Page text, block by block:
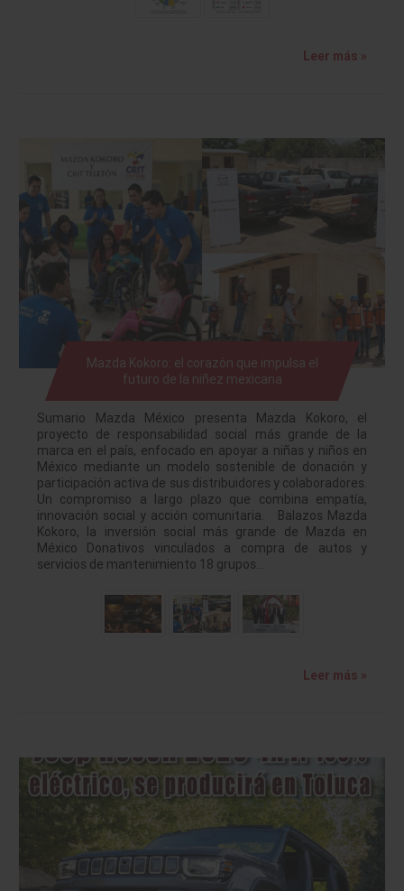
Leer más »
Mazda Kokoro: el corazón que impulsa el
futuro de la niñez mexicana
Sumario Mazda México presenta Mazda Kokoro, el
proyecto de responsabilidad social más grande de la
marca en el país, enfocado en apoyar a niñas y niños en
México mediante un modelo sostenible de donación y
participación activa de sus distribuidores y colaboradores.
Un compromiso a largo plazo que combina empatía,
innovación social y acción comunitaria. Balazos Mazda
Kokoro, la inversión social más grande de Mazda en
México Donativos vinculados a compra de autos y
servicios de mantenimiento 18 grupos…
Leer más »